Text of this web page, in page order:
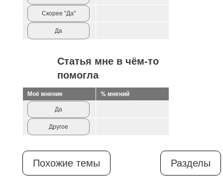
Скорее "Да"
Да
Статья мне в чём-то
помогла
Моё мнение % мнений
Да
Другое
Похожие темы Разделы